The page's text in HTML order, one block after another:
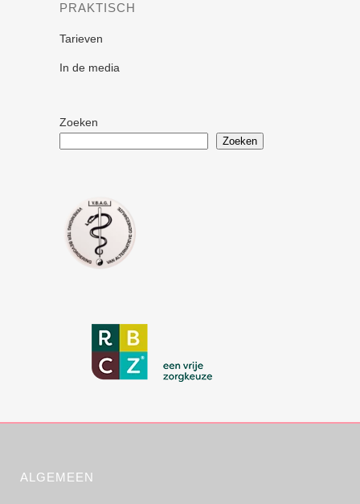
PRAKTISCH
Tarieven
In de media
Zoeken
Zoeken
ALGEMEEN